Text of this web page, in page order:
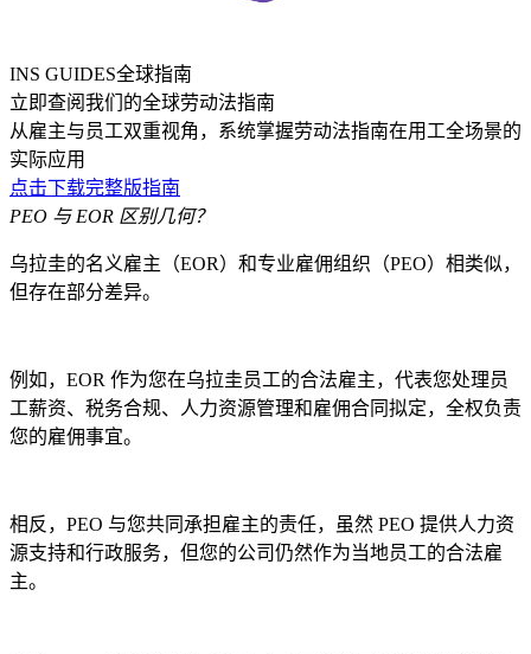
INS GUIDES全球指南
立即查阅我们的全球劳动法指南
从雇主与员工双重视角，系统掌握劳动法指南在用工全场景的
实际应用
点击下载完整版指南
PEO 与 EOR 区别几何？
乌拉圭的名义雇主（EOR）和专业雇佣组织（PEO）相类似，
但存在部分差异。
例如，EOR 作为您在乌拉圭员工的合法雇主，代表您处理员
工薪资、税务合规、人力资源管理和雇佣合同拟定，全权负责
您的雇佣事宜。
相反，PEO 与您共同承担雇主的责任，虽然 PEO 提供人力资
源支持和行政服务，但您的公司仍然作为当地员工的合法雇
主。